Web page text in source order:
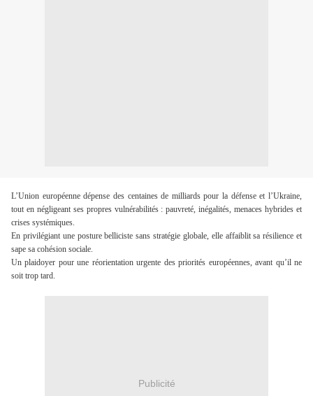
L’Union européenne dépense des centaines de milliards pour la défense et l’Ukraine,
tout en négligeant ses propres vulnérabilités : pauvreté, inégalités, menaces hybrides et
crises systémiques.
En privilégiant une posture belliciste sans stratégie globale, elle affaiblit sa résilience et
sape sa cohésion sociale.
Un plaidoyer pour une réorientation urgente des priorités européennes, avant qu’il ne
soit trop tard.
Publicité